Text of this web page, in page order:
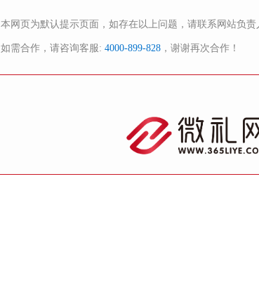
本网页为默认提示页面，如存在以上问题，请联系网站负责
如需合作，请咨询客服: 4000-899-828 ，谢谢再次合作！